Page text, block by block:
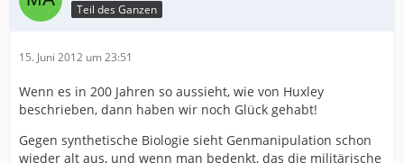
Teil des Ganzen
15. Juni 2012 um 23:51
Wenn es in 200 Jahren so aussieht, wie von Huxley
beschrieben, dann haben wir noch Glück gehabt!
Gegen synthetische Biologie sieht Genmanipulation schon
wieder alt aus, und wenn man bedenkt, das die militärische